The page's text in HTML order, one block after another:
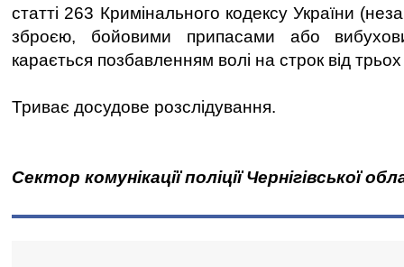
статті 263 Кримінального кодексу України
зброєю, бойовими припасами або
карається позбавленням волі на строк від
Триває досудове розслідування.
Сектор комунікації поліції Чернігівської